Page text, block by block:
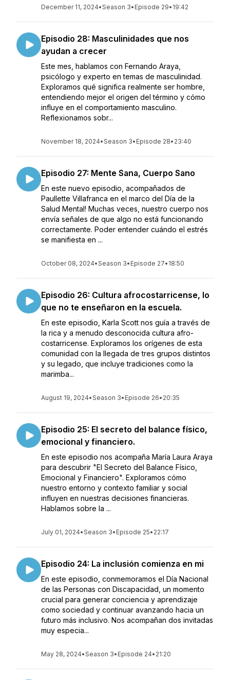
December 11, 2024•Season 3• Episode 29• 19:42
Episodio 28: Masculinidades que nos
ayudan a crecer
Este mes, hablamos con Fernando Araya,
psicólogo y experto en temas de masculinidad.
Exploramos qué significa realmente ser hombre,
entendiendo mejor el origen del término y cómo
influye en el comportamiento masculino.
Reflexionamos sobr...
November 18, 2024•Season 3• Episode 28• 23:40
Episodio 27: Mente Sana, Cuerpo Sano
En este nuevo episodio, acompañados de
Paullette Villafranca en el marco del Día de la
Salud Mental! Muchas veces, nuestro cuerpo nos
envía señales de que algo no está funcionando
correctamente. Poder entender cuándo el estrés
se manifiesta en ...
October 08, 2024•Season 3• Episode 27• 18:50
Episodio 26: Cultura afrocostarricense, lo
que no te enseñaron en la escuela.
En este episodio, Karla Scott nos guía a través de
la rica y a menudo desconocida cultura afro-
costarricense. Exploramos los orígenes de esta
comunidad con la llegada de tres grupos distintos
y su legado, que incluye tradiciones como la
marimba...
August 19, 2024•Season 3• Episode 26• 20:35
Episodio 25: El secreto del balance físico,
emocional y financiero.
En este episodio nos acompaña María Laura Araya
para descubrir "El Secreto del Balance Físico,
Emocional y Financiero". Exploramos cómo
nuestro entorno y contexto familiar y social
influyen en nuestras decisiones financieras.
Hablamos sobre la ...
July 01, 2024•Season 3• Episode 25• 22:17
Episodio 24: La inclusión comienza en mi
En este episodio, conmemoramos el Día Nacional
de las Personas con Discapacidad, un momento
crucial para generar conciencia y aprendizaje
como sociedad y continuar avanzando hacia un
futuro más inclusivo. Nos acompañan dos invitadas
muy especia...
May 28, 2024•Season 3• Episode 24• 21:20